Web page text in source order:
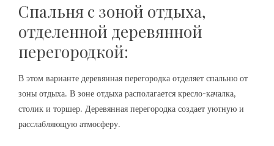
Спальня с зоной отдыха,
отделенной деревянной
перегородкой:
В этом варианте деревянная перегородка отделяет спальню от
зоны отдыха. В зоне отдыха располагается кресло-качалка,
столик и торшер. Деревянная перегородка создает уютную и
расслабляющую атмосферу.